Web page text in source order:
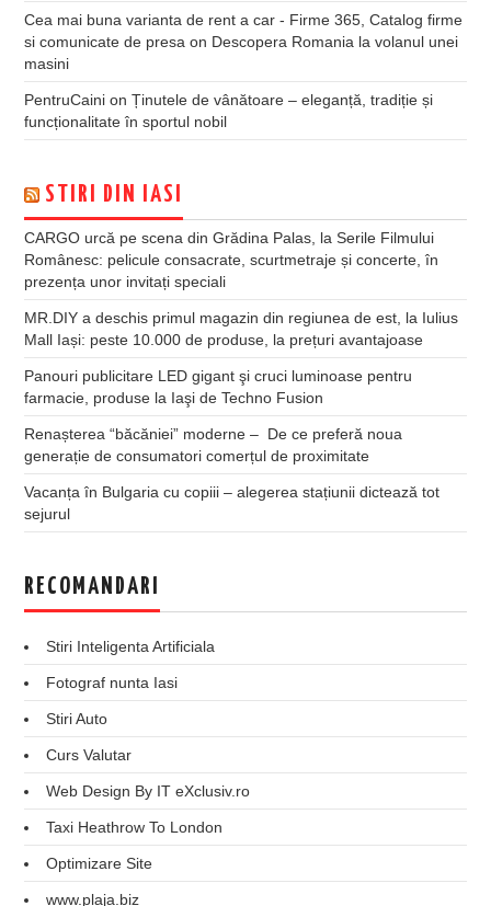
Cea mai buna varianta de rent a car - Firme 365, Catalog firme
si comunicate de presa on Descopera Romania la volanul unei
masini
PentruCaini onȚinutele de vânătoare – eleganță, tradiție și
funcționalitate în sportul nobil
STIRI DIN IASI
CARGO urcă pe scena din Grădina Palas, la Serile Filmului
Românesc: pelicule consacrate, scurtmetraje și concerte, în
prezența unor invitați speciali
MR.DIY a deschis primul magazin din regiunea de est, la Iulius
Mall Iași: peste 10.000 de produse, la prețuri avantajoase
Panouri publicitare LED gigant şi cruci luminoase pentru
farmacie, produse la Iaşi de Techno Fusion
Renașterea “băcăniei” moderne – De ce preferă noua
generație de consumatori comerțul de proximitate
Vacanța în Bulgaria cu copiii – alegerea stațiunii dictează tot
sejurul
RECOMANDARI
Stiri Inteligenta Artificiala
Fotograf nunta Iasi
Stiri Auto
Curs Valutar
Web Design By IT eXclusiv.ro
Taxi Heathrow To London
Optimizare Site
www.plaja.biz